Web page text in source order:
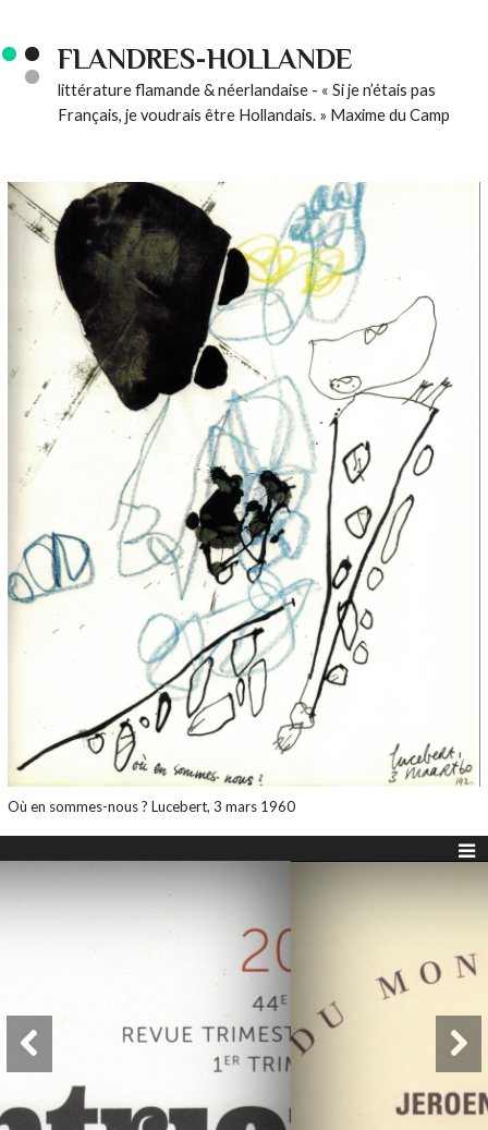
FLANDRES-HOLLANDE
littérature flamande & néerlandaise - « Si je n’étais pas
Français, je voudrais être Hollandais. » Maxime du Camp
Où en sommes-nous ? Lucebert, 3 mars 1960